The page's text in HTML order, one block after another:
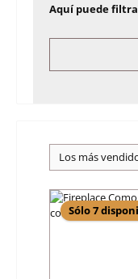
Aquí puede
Sólo 7